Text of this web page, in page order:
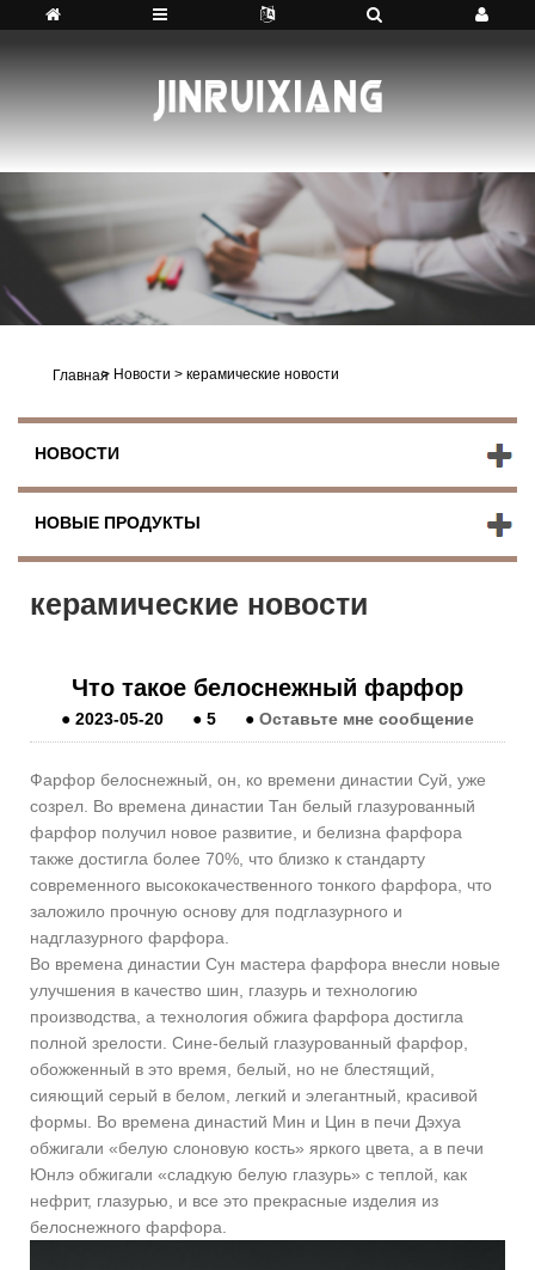
Главная
> Новости > керамические новости
НОВОСТИ
НОВЫЕ ПРОДУКТЫ
керамические новости
Что такое белоснежный фарфор
● 2023-05-20 ● 5 ● Оставьте мне сообщение
Фарфор белоснежный, он, ко времени династии Суй, уже
созрел. Во времена династии Тан белый глазурованный
фарфор получил новое развитие, и белизна фарфора
также достигла более 70%, что близко к стандарту
современного высококачественного тонкого фарфора, что
заложило прочную основу для подглазурного и
надглазурного фарфора.
Во времена династии Сун мастера фарфора внесли новые
улучшения в качество шин, глазурь и технологию
производства, а технология обжига фарфора достигла
полной зрелости. Сине-белый глазурованный фарфор,
обожженный в это время, белый, но не блестящий,
сияющий серый в белом, легкий и элегантный, красивой
формы. Во времена династий Мин и Цин в печи Дэхуа
обжигали «белую слоновую кость» яркого цвета, а в печи
Юнлэ обжигали «сладкую белую глазурь» с теплой, как
нефрит, глазурью, и все это прекрасные изделия из
белоснежного фарфора.